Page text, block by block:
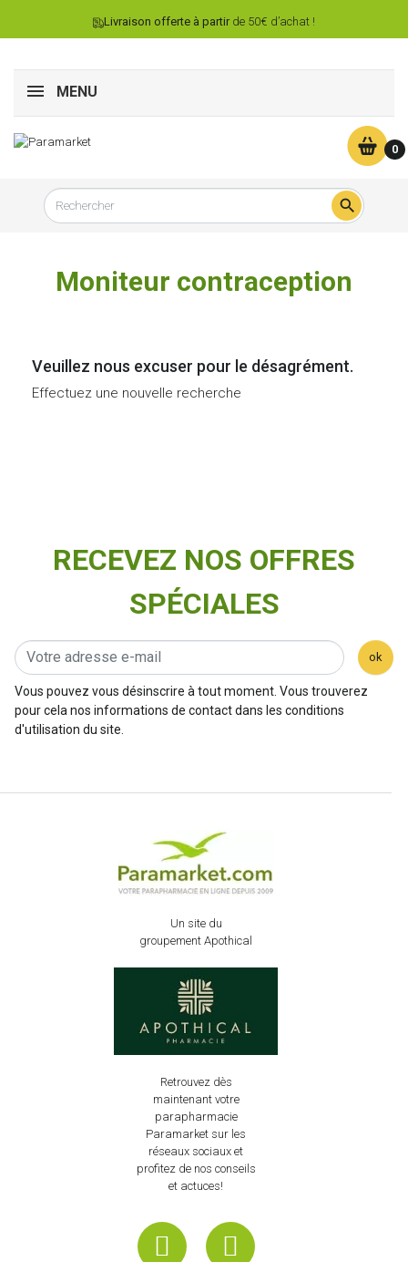
Livraison offerte à partirde 50€ d’achat !
MENU
0

Moniteur contraception
Veuillez nous excuser pour le désagrément.
Effectuez une nouvelle recherche
RECEVEZ NOS OFFRES
SPÉCIALES
ok
Vous pouvez vous désinscrire à tout moment. Vous trouverez
pour cela nos informations de contact dans les conditions
d'utilisation du site.
Un site du
groupement Apothical
Retrouvez dès
maintenant votre
parapharmacie
Paramarket sur les
réseaux sociaux et
profitez de nos conseils
et actuces!